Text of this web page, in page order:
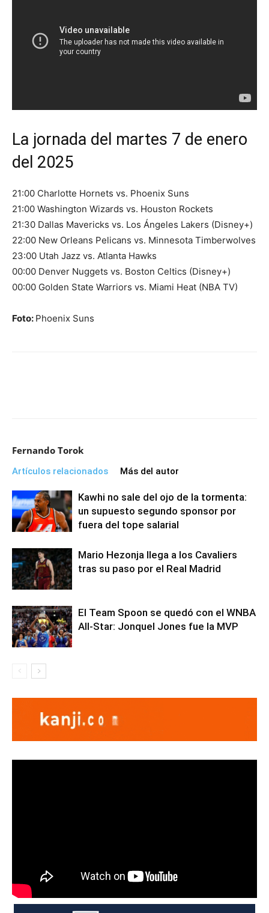
La jornada del martes 7 de enero
del 2025
21:00 Charlotte Hornets vs. Phoenix Suns
21:00 Washington Wizards vs. Houston Rockets
21:30 Dallas Mavericks vs. Los Ángeles Lakers (Disney+)
22:00 New Orleans Pelicans vs. Minnesota Timberwolves
23:00 Utah Jazz vs. Atlanta Hawks
00:00 Denver Nuggets vs. Boston Celtics (Disney+)
00:00 Golden State Warriors vs. Miami Heat (NBA TV)
Foto: Phoenix Suns
Fernando Torok
Artículos relacionados Más del autor
Kawhi no sale del ojo de la tormenta:
un supuesto segundo sponsor por
fuera del tope salarial
Mario Hezonja llega a los Cavaliers
tras su paso por el Real Madrid
El Team Spoon se quedó con el WNBA
All-Star: Jonquel Jones fue la MVP